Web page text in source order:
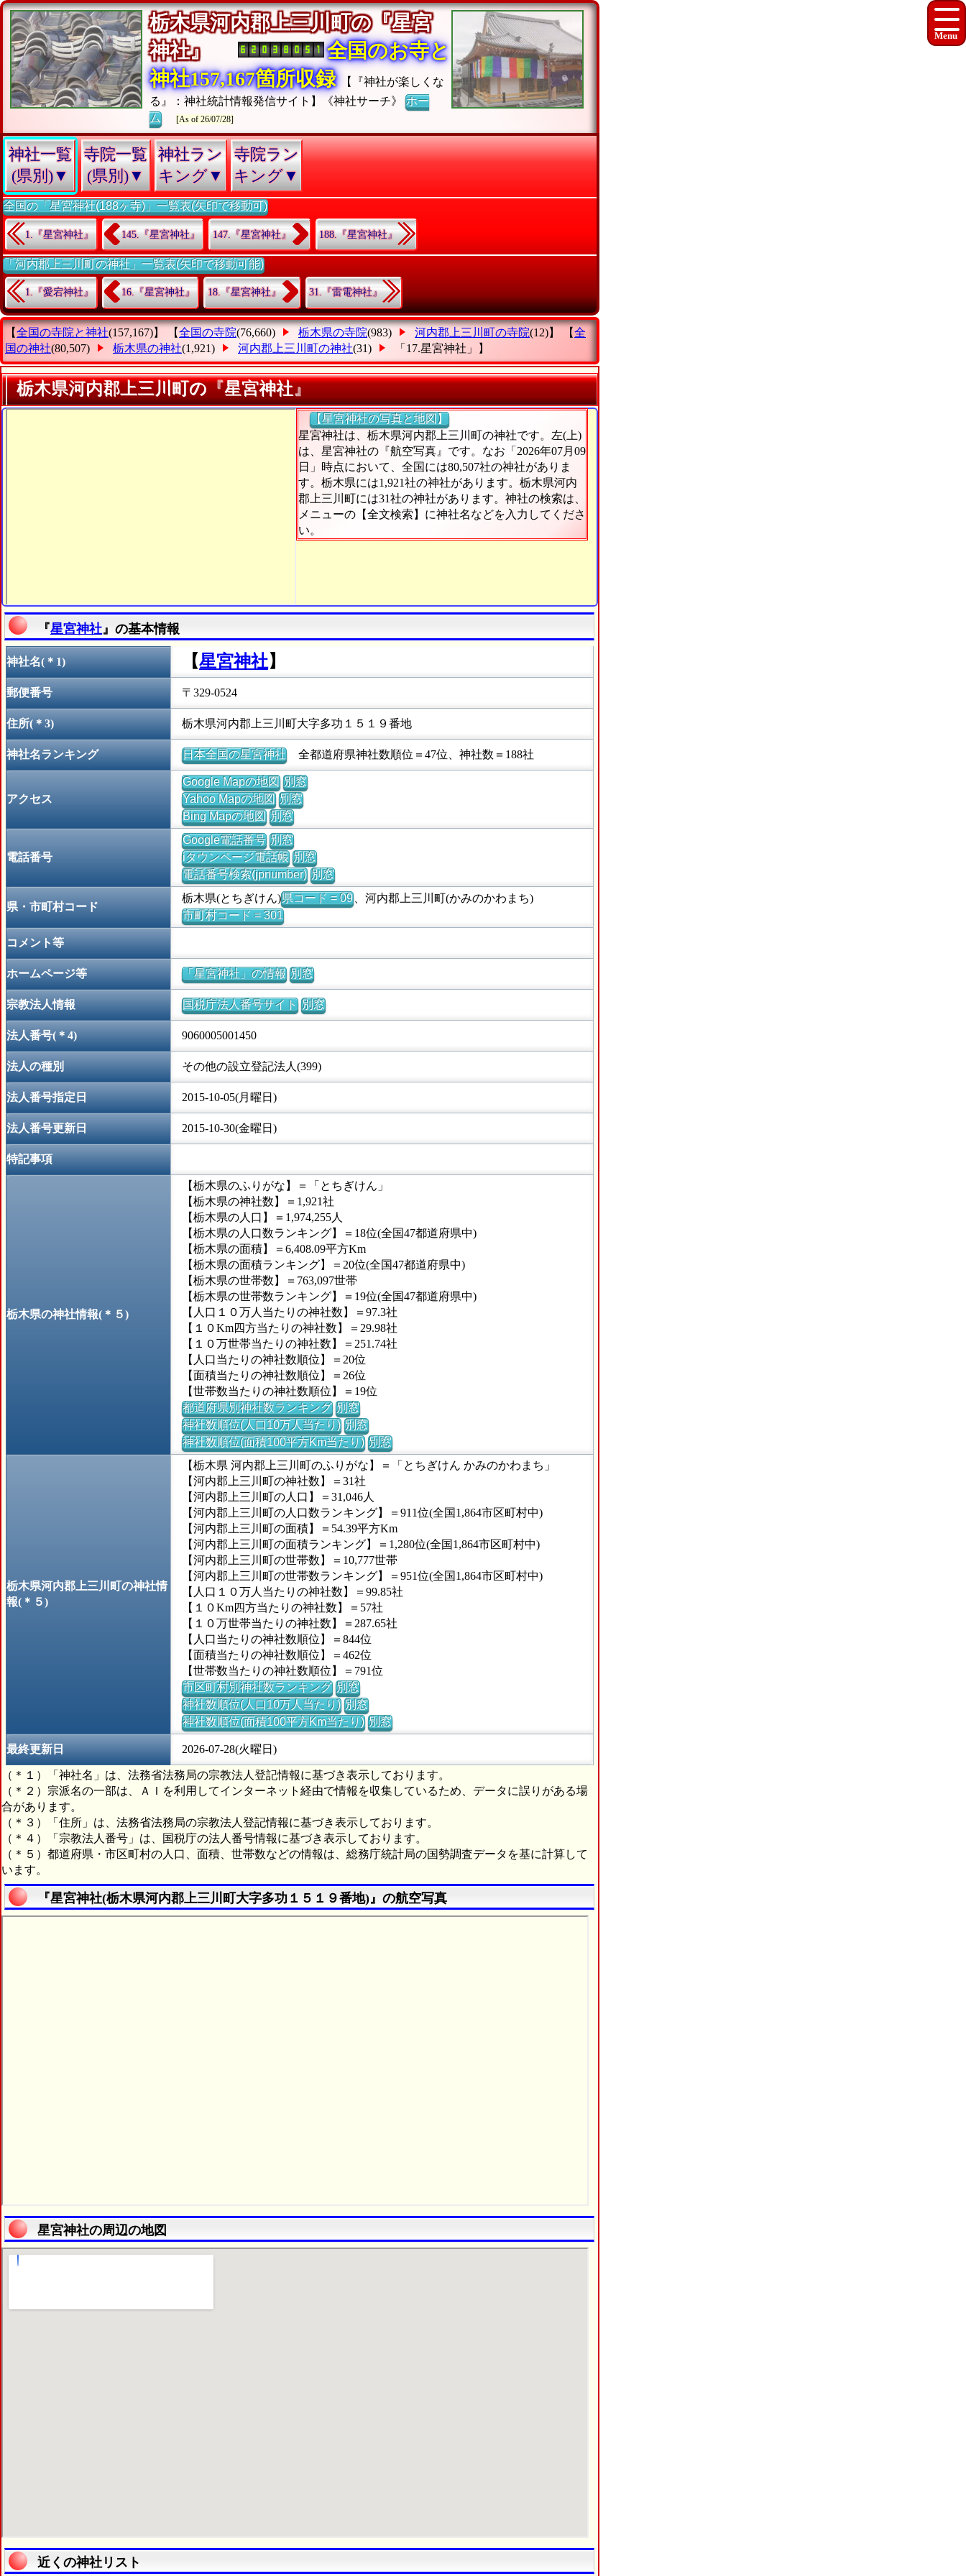
栃木県河内郡上三川町の『星宮
神社』
全国のお寺と
神社157,167箇所収録
【『神社が楽しくな
る』：神社統計情報発信サイト】《神社サーチ》ホー
ム
[As of 26/07/28]
神社一覧
(県別)▼
寺院一覧
(県別)▼
神社ラン
キング▼
寺院ラン
キング▼
全国の「星宮神社(188ヶ寺)」一覧表(矢印で移動可)
1.『星宮神社』 145.『星宮神社』 147.『星宮神社』 188.『星宮神社』
「河内郡上三川町の神社」一覧表(矢印で移動可能)
1.『愛宕神社』 16.『星宮神社』 18.『星宮神社』 31.『雷電神社』
【全国の寺院と神社(157,167)】 【全国の寺院(76,660) 栃木県の寺院(983) 河内郡上三川町の寺院(12)】 【全
国の神社(80,507) 栃木県の神社(1,921) 河内郡上三川町の神社(31) 「17.星宮神社」 】
栃木県河内郡上三川町の『星宮神社』
【星宮神社の写真と地図】
星宮神社は、栃木県河内郡上三川町の神社です。左(上)
は、星宮神社の『航空写真』です。なお「2026年07月09
日」時点において、全国には80,507社の神社がありま
す。栃木県には1,921社の神社があります。栃木県河内
郡上三川町には31社の神社があります。神社の検索は、
メニューの【全文検索】に神社名などを入力してくださ
い。
『星宮神社 』の基本情報
神社名(＊1) 【星宮神社】
郵便番号 〒329-0524
住所(＊3) 栃木県河内郡上三川町大字多功１５１９番地
神社名ランキング 日本全国の星宮神社全都道府県神社数順位＝47位、神社数＝188社
アクセス
Google Mapの地図 別窓
Yahoo Mapの地図 別窓
Bing Mapの地図 別窓
電話番号
Google電話番号 別窓
iタウンページ電話帳 別窓
電話番号検索(jpnumber) 別窓
県・市町村コード
栃木県(とちぎけん)県コード = 09、河内郡上三川町(かみのかわまち)
市町村コード = 301
コメント等
ホームページ等 「星宮神社」の情報 別窓
宗教法人情報 国税庁法人番号サイト 別窓
法人番号(＊4) 9060005001450
法人の種別 その他の設立登記法人(399)
法人番号指定日 2015-10-05(月曜日)
法人番号更新日 2015-10-30(金曜日)
特記事項
栃木県の神社情報(＊５)
【栃木県のふりがな】＝「とちぎけん」
【栃木県の神社数】＝1,921社
【栃木県の人口】＝1,974,255人
【栃木県の人口数ランキング】＝18位(全国47都道府県中)
【栃木県の面積】＝6,408.09平方Km
【栃木県の面積ランキング】＝20位(全国47都道府県中)
【栃木県の世帯数】＝763,097世帯
【栃木県の世帯数ランキング】＝19位(全国47都道府県中)
【人口１０万人当たりの神社数】＝97.3社
【１０Km四方当たりの神社数】＝29.98社
【１０万世帯当たりの神社数】＝251.74社
【人口当たりの神社数順位】＝20位
【面積当たりの神社数順位】＝26位
【世帯数当たりの神社数順位】＝19位
都道府県別神社数ランキング 別窓
神社数順位(人口10万人当たり) 別窓
神社数順位(面積100平方Km当たり) 別窓
栃木県河内郡上三川町の神社情
報(＊５)
【栃木県 河内郡上三川町のふりがな】＝「とちぎけん かみのかわまち」
【河内郡上三川町の神社数】＝31社
【河内郡上三川町の人口】＝31,046人
【河内郡上三川町の人口数ランキング】＝911位(全国1,864市区町村中)
【河内郡上三川町の面積】＝54.39平方Km
【河内郡上三川町の面積ランキング】＝1,280位(全国1,864市区町村中)
【河内郡上三川町の世帯数】＝10,777世帯
【河内郡上三川町の世帯数ランキング】＝951位(全国1,864市区町村中)
【人口１０万人当たりの神社数】＝99.85社
【１０Km四方当たりの神社数】＝57社
【１０万世帯当たりの神社数】＝287.65社
【人口当たりの神社数順位】＝844位
【面積当たりの神社数順位】＝462位
【世帯数当たりの神社数順位】＝791位
市区町村別神社数ランキング 別窓
神社数順位(人口10万人当たり) 別窓
神社数順位(面積100平方Km当たり) 別窓
最終更新日 2026-07-28(火曜日)
（＊１）「神社名」は、法務省法務局の宗教法人登記情報に基づき表示しております。
（＊２）宗派名の一部は、ＡＩを利用してインターネット経由で情報を収集しているため、データに誤りがある場
合があります。
（＊３）「住所」は、法務省法務局の宗教法人登記情報に基づき表示しております。
（＊４）「宗教法人番号」は、国税庁の法人番号情報に基づき表示しております。
（＊５）都道府県・市区町村の人口、面積、世帯数などの情報は、総務庁統計局の国勢調査データを基に計算して
います。
『星宮神社(栃木県河内郡上三川町大字多功１５１９番地)』の航空写真
星宮神社の周辺の地図
近くの神社リスト